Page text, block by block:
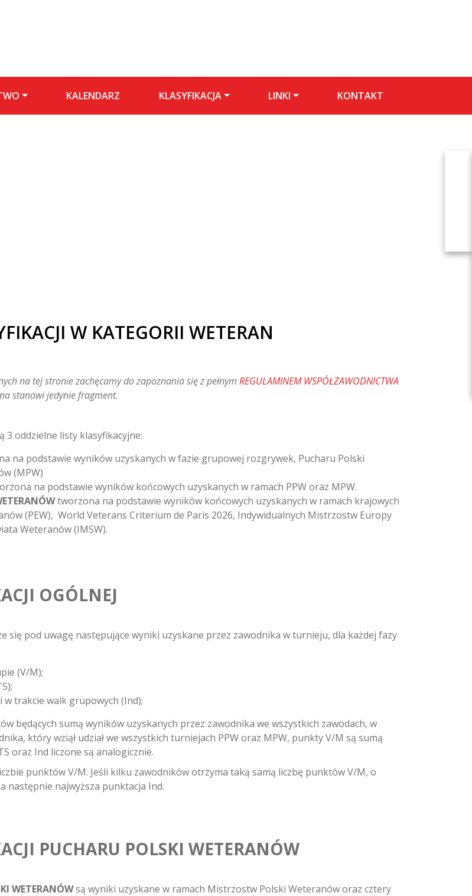
KALENDARZ KLASYFIKACJA LINKI KONTAKT
W KATEGORII WETERAN
na tej stronie zachęcamy do zapoznania się z pełnym REGULAMINEM WSPÓŁZAWODNICTWA
stanowi jedynie fragment.
oddzielne listy klasyfikacyjne:
na podstawie wyników uzyskanych w fazie grupowej rozgrywek, Pucharu Polski
(MPW)
na podstawie wyników końcowych uzyskanych w ramach PPW oraz MPW.
tworzona na podstawie wyników końcowych uzyskanych w ramach krajowych
(PEW), World Veterans Criterium de Paris 2026, Indywidualnych Mistrzostw Europy
Weteranów (IMSW).
OGÓLNEJ
się pod uwagę następujące wyniki uzyskane przez zawodnika w turnieju, dla każdej fazy
(V/M);
trakcie walk grupowych (Ind);
będących sumą wyników uzyskanych przez zawodnika we wszystkich zawodach, w
który wziął udział we wszystkich turniejach PPW oraz MPW, punkty V/M są sumą
oraz Ind liczone są analogicznie.
punktów V/M. Jeśli kilku zawodników otrzyma taką samą liczbę punktów V/M, o
następnie najwyższa punktacja Ind.
PUCHARU POLSKI WETERANÓW
WETERANÓWsą wyniki uzyskane w ramach Mistrzostw Polski Weteranów oraz cztery